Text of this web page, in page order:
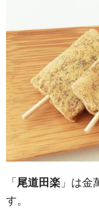
「 尾道田楽 」は金
す。